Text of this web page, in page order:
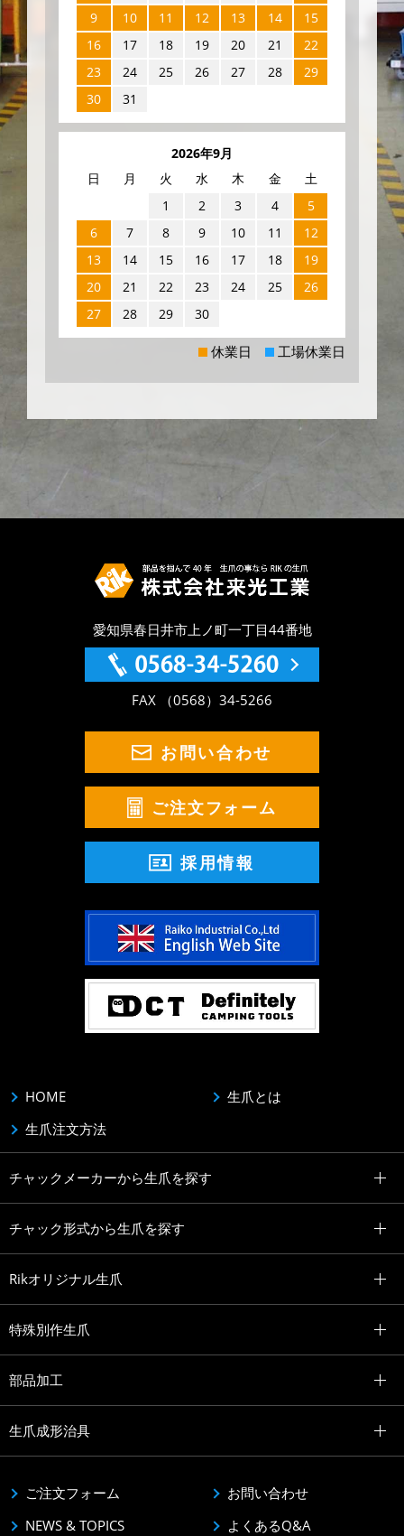
9
10 11 12 13 14
15
16
17 18 19 20 21
22
23
24 25 26 27 28
29
30
31
2026年9月
日
月 火 水 木 金
土
1
2 3 4
5
6
7 8 9 10 11
12
13
14 15 16 17 18
19
20
21 22 23 24 25
26
27
28 29 30
休業日 工場休業日
愛知県春日井市上ノ町一丁目44番地
FAX （0568）34-5266
お問い合わせ
ご注文フォーム
採用情報
HOME
生爪とは
生爪注文方法
チャックメーカーから生爪を探す
チャック形式から生爪を探す
Rikオリジナル生爪
特殊別作生爪
部品加工
生爪成形治具
ご注文フォーム
お問い合わせ
NEWS & TOPICS
よくあるQ&A